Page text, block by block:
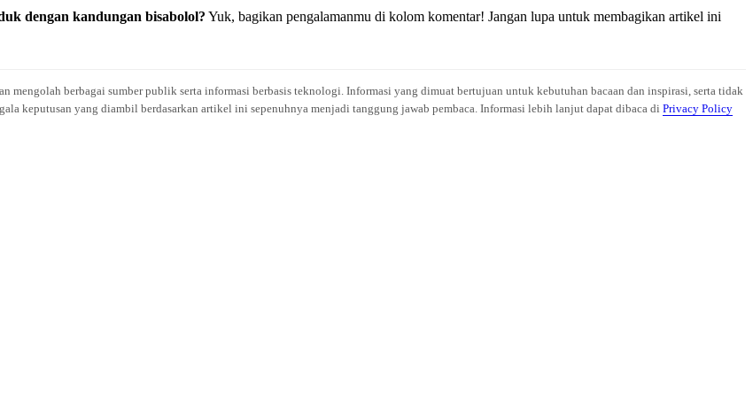
dengan kandungan bisabolol? Yuk, bagikan pengalamanmu di kolom komentar! Jangan lupa untuk membagikan artikel ini
berbagai sumber publik serta informasi berbasis teknologi. Informasi yang dimuat bertujuan untuk kebutuhan bacaan dan inspirasi, serta tidak
keputusan yang diambil berdasarkan artikel ini sepenuhnya menjadi tanggung jawab pembaca. Informasi lebih lanjut dapat dibaca di Privacy Policy